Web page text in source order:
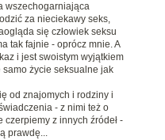
wszechogarniająca
za nieciekawy seks,
się człowiek seksu
tak fajnie - oprócz mnie. A
i jest swoistym wyjątkiem
samo życie seksualne jak
od znajomych i rodziny i
- z nimi też o
z innych źródeł -
prawdę...